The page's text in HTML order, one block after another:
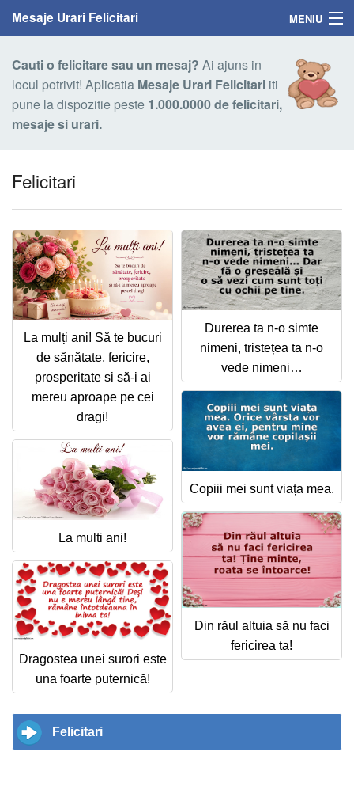
Mesaje Urari Felicitari MENIU
Mesaje
Felicitari
Felicitari persoane
Felicitari personalizate
Felicitari varsta
Felicitari zilele anului
Felicitari zile saptamana
Felicitari muzicale
Felicitari muzicale personalizate
Felicitari animate
Invitatii personalizate
Conecteaza-te
Cauti o felicitare sau un mesaj? Ai ajuns in
locul potrivit! Aplicatia Mesaje Urari Felicitari iti
pune la dispozitie peste 1.000.0000 de felicitari,
mesaje si urari.
Felicitari
La mulți ani! Să te bucuri
de sănătate, fericire,
prosperitate si să-i ai
mereu aproape pe cei
dragi!
Durerea ta n-o simte
nimeni, tristețea ta n-o
vede nimeni…
Copiii mei sunt viața mea.
La multi ani!
Din răul altuia să nu faci
fericirea ta!
Dragostea unei surori este
una foarte puternică!
Felicitari